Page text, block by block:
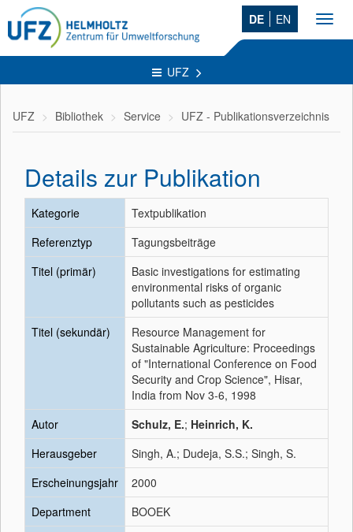
DE EN
UFZ
UFZ Bibliothek Service UFZ - Publikationsverzeichnis
Details zur Publikation
Kategorie
Textpublikation
Referenztyp
Tagungsbeiträge
Titel (primär)
Basic investigations for estimating
environmental risks of organic
pollutants such as pesticides
Titel (sekundär)
Resource Management for
Sustainable Agriculture: Proceedings
of "International Conference on Food
Security and Crop Science", Hisar,
India from Nov 3-6, 1998
Autor
Schulz, E.; Heinrich, K.
Herausgeber
Singh, A.; Dudeja, S.S.; Singh, S.
Erscheinungsjahr
2000
Department
BOOEK